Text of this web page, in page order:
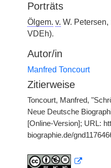
Porträts
Ölgem. v. W.
VDEh).
Autor/in
Manfred Toncourt
Zitierweise
Toncourt, Manfred,
Neue Deutsche
[Online-Version]; URL:
biographie.de/